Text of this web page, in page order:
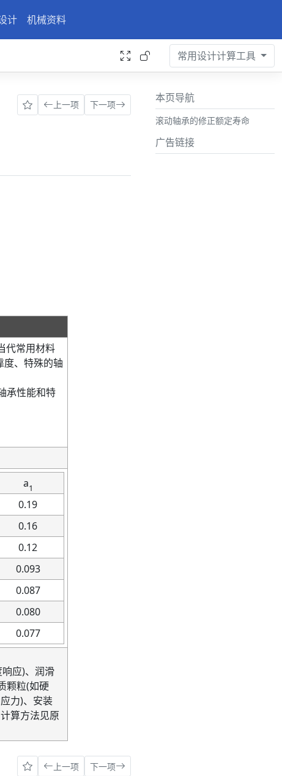
计 机械资料
常用设计计算工具
上一项 下一项
本页导航
滚动轴承的修正额定寿命
广告链接
代常用材料
度、特殊的轴
承性能和特
a1
0.19
0.16
0.12
0.093
0.087
0.080
0.077
应)、润滑
颗粒(如硬
力)、安装
算方法见原
上一项 下一项